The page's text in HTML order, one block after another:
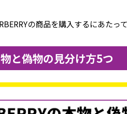
の商品を購入するにあたっ
と偽物の見分け方5つ